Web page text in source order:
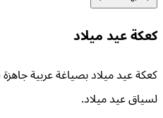
كعكة عيد ميلاد
كعكة عيد ميلاد بصياغة عربية
لسياق عيد ميلاد.